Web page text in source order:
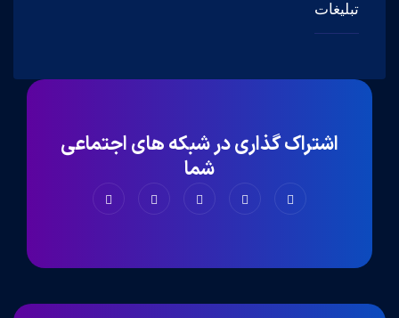
تبلیغات
اشتراک گذاری در شبکه های اجتماعی
شما